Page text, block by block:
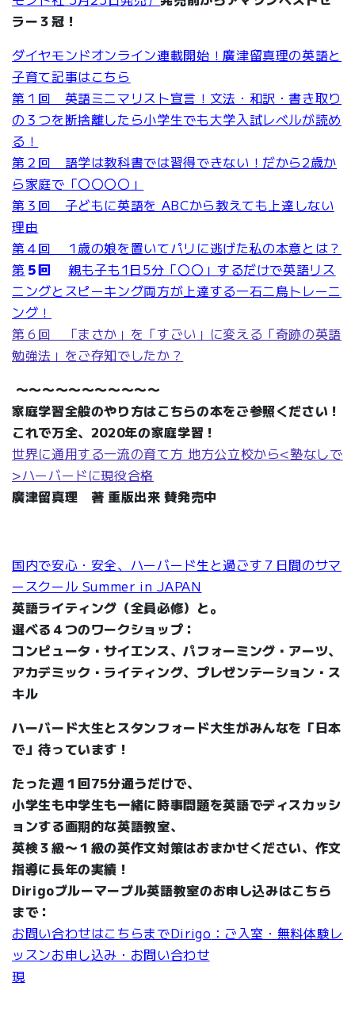
ラー３冠！
ダイヤモンドオンライン連載開始！廣津留真理の英語と
子育て記事はこちら
第１回 英語ミニマリスト宣言！文法・和訳・書き取り
の３つを断捨離したら小学生でも大学入試レベルが読め
る！
第２回 語学は教科書では習得できない！だから2歳か
ら家庭で「〇〇〇〇」
第３回 子どもに英語を ABCから教えても上達しない
理由
第４回 1歳の娘を置いてパリに逃げた私の本意とは？
第 ５回親も子も1日5分「〇〇」するだけで英語リス
ニングとスピーキング両方が上達する一石二鳥トレーニ
ング！
第６回 「まさか」を「すごい」に変える「奇跡の英語
勉強法」をご存知でしたか？
〜〜〜〜〜〜〜〜〜〜〜
家庭学習全般のやり方はこちらの本をご参照ください！
これで万全、2020年の家庭学習！
世界に通用する一流の育て方 地方公立校から<塾なしで
>ハーバードに現役合格
廣津留真理 著 重版出来 賛発売中
国内で安心・安全、ハーバード生と過ごす７日間のサマ
ースクール Summer in JAPAN
英語ライティング（全員必修）と。
選べる４つのワークショップ：
コンピュータ・サイエンス、パフォーミング・アーツ、
アカデミック・ライティング、プレゼンテーション・ス
キル
ハーバード大生とスタンフォード大生がみんなを「日本
で」待っています！
たった週１回75分通うだけで、
小学生も中学生も一緒に時事問題を英語でディスカッシ
ョンする画期的な英語教室、
英検３級〜１級の英作文対策はおまかせください、作文
指導に長年の実績！
Dirigoブルーマーブル英語教室のお申し込みはこちら
まで：
お問い合わせはこちらまでDirigo ：ご入室・無料体験レ
ッスンお申し込み・ お問い合わせ
現